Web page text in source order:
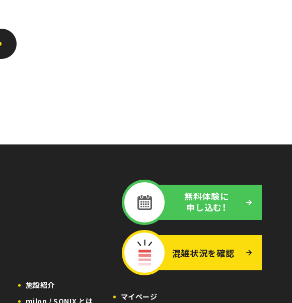
無料体験に
申し込む！
混雑状況を確認
施設紹介
マイページ